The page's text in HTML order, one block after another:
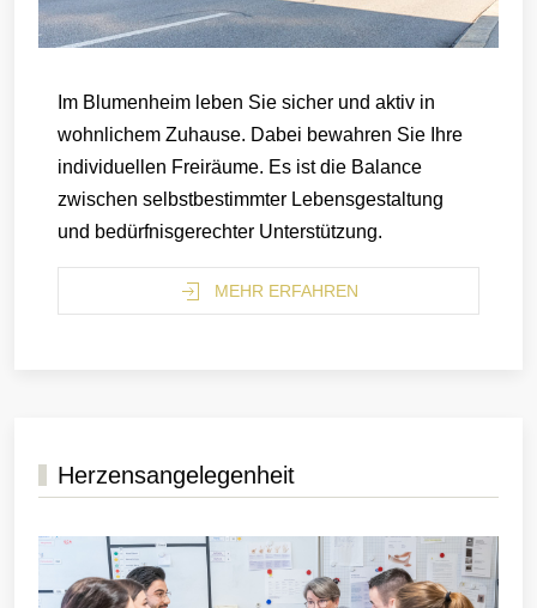
Im Blumenheim leben Sie sicher und aktiv in
wohnlichem Zuhause. Dabei bewahren Sie Ihre
individuellen Freiräume. Es ist die Balance
zwischen selbstbestimmter Lebensgestaltung
und bedürfnisgerechter Unterstützung.
MEHR ERFAHREN
Herzensangelegenheit